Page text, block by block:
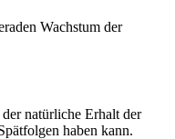
Wachstum der
natürliche Erhalt der
haben kann.